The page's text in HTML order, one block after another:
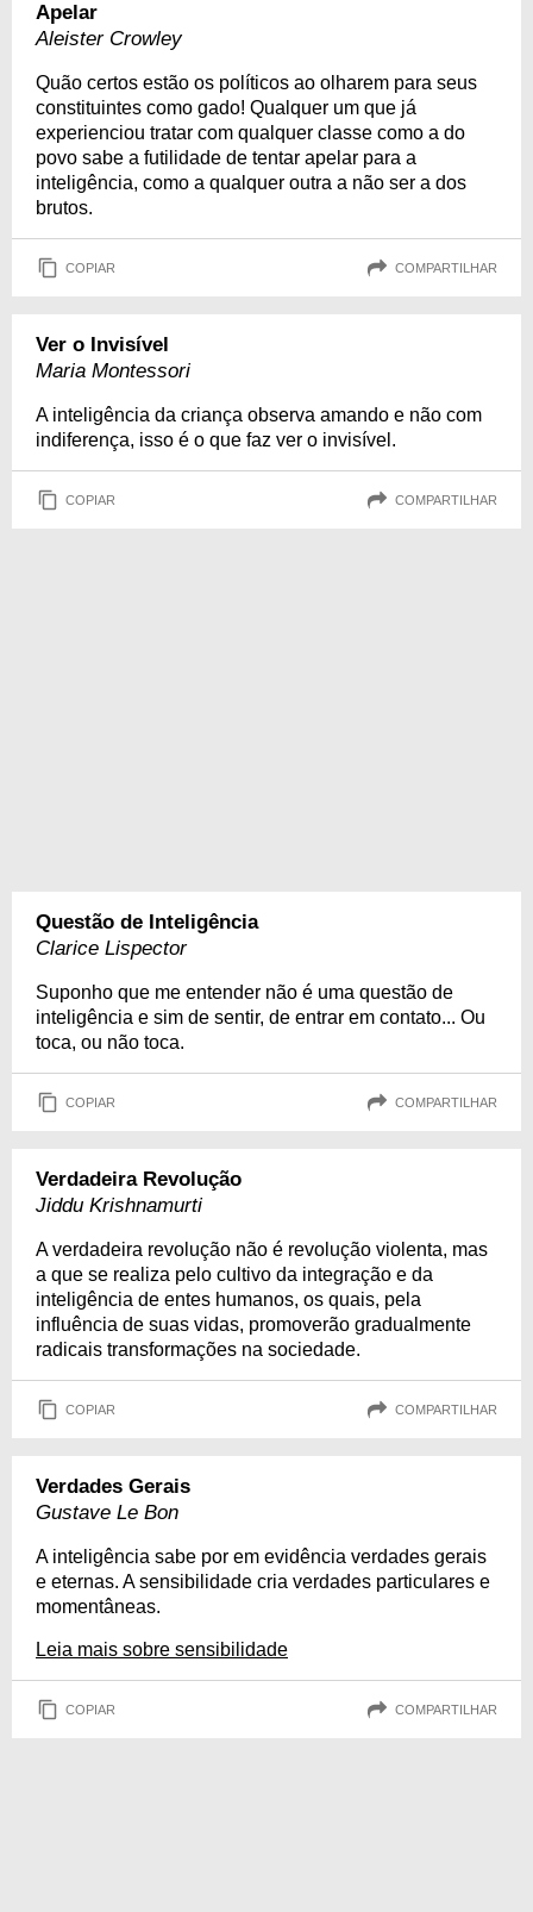
Apelar
Aleister Crowley
Quão certos estão os políticos ao olharem para seus
constituintes como gado! Qualquer um que já
experienciou tratar com qualquer classe como a do
povo sabe a futilidade de tentar apelar para a
inteligência, como a qualquer outra a não ser a dos
brutos.
COPIAR COMPARTILHAR
Ver o Invisível
Maria Montessori
A inteligência da criança observa amando e não com
indiferença, isso é o que faz ver o invisível.
COPIAR COMPARTILHAR
Questão de Inteligência
Clarice Lispector
Suponho que me entender não é uma questão de
inteligência e sim de sentir, de entrar em contato... Ou
toca, ou não toca.
COPIAR COMPARTILHAR
Verdadeira Revolução
Jiddu Krishnamurti
A verdadeira revolução não é revolução violenta, mas
a que se realiza pelo cultivo da integração e da
inteligência de entes humanos, os quais, pela
influência de suas vidas, promoverão gradualmente
radicais transformações na sociedade.
COPIAR COMPARTILHAR
Verdades Gerais
Gustave Le Bon
A inteligência sabe por em evidência verdades gerais
e eternas. A sensibilidade cria verdades particulares e
momentâneas.
Leia mais sobre sensibilidade
COPIAR COMPARTILHAR